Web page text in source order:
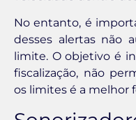
No entanto, é
desses alertas não
limite. O objetivo é
fiscalização, não
os limites é a melhor